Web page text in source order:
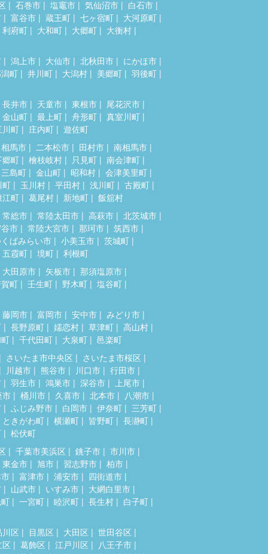
石巻市 塩竈市 気仙沼市
白石市
富谷市 蔵王町 七ヶ宿町
大河原町
利府町
大和町 大郷町 大衡村
潟上市 大仙市 北秋田市
にかほ市
町
井川町 大潟村 美郷町 羽後町
長井市 天童市 東根市
尾花沢市
金山町
最上町 舟形町
真室川町
川町
庄内町
遊佐町
相馬市
二本松市 田村市
南相馬市
郷町
檜枝岐村 只見町
南会津町
三島町
金山町 昭和村
会津美里町
町
玉川村 平田村 浅川町
古殿町
江町
葛尾村 新地町
飯舘村
常総市
常陸太田市 高萩市
北茨城市
市
常陸大宮市 那珂市
筑西市
ばみらい市
小美玉市
茨城町
五霞町
境町
利根町
大田原市
矢板市
那須塩原市
町
壬生町 野木町 塩谷町
藤岡市 富岡市 安中市
みどり市
長野原町 嬬恋村 草津町
高山村
千代田町 大泉町
邑楽町
さいたま市中央区
さいたま市桜区
川越市
熊谷市 川口市
行田市
羽生市 鴻巣市 深谷市
上尾市
市
桶川市 久喜市 北本市
八潮市
ふじみ野市 白岡市 伊奈町
三芳町
ときがわ町
横瀬町 皆野町
長瀞町
松伏町
千葉市美浜区 銚子市
市川市
東金市
旭市 習志野市
柏市
富津市 浦安市
四街道市
山武市 いすみ市
大網白里市
一宮町 睦沢町 長生村 白子町
川区 目黒区 大田区
世田谷区
葛飾区 江戸川区
八王子市